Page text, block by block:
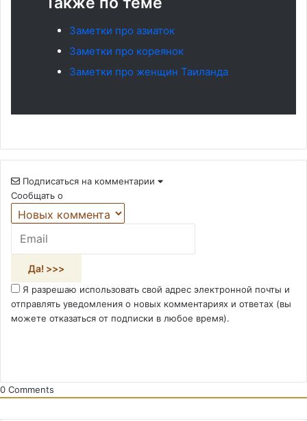
Заметки про азиаток
Заметки про кореянок
Заметки про женщин Таиланда
Подписаться на комментарии
Сообщать о
Я разрешаю использовать свой адрес электронной почты и
отправлять уведомления о новых комментариях и ответах (вы
можете отказаться от подписки в любое время).
0 Comments